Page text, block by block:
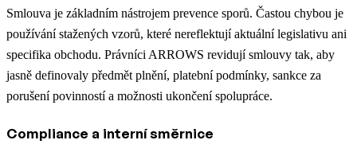
Smlouva je základním nástrojem prevence sporů. Častou chybou je
používání stažených vzorů, které nereflektují aktuální legislativu ani
specifika obchodu. Právníci ARROWS revidují smlouvy tak, aby
jasně definovaly předmět plnění, platební podmínky, sankce za
porušení povinností a možnosti ukončení spolupráce.
Compliance a interní směrnice